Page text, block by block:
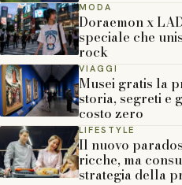
MODA
Doraemon x
speciale che
rock
VIAGGI
Musei gratis la
storia, segreti e
costo zero
LIFESTYLE
Il nuovo
ricche, ma
strategia della